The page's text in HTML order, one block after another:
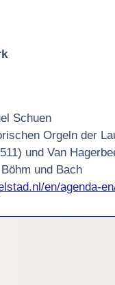
Schuen
Orgeln der
und Van
und Bach
en/agenda-